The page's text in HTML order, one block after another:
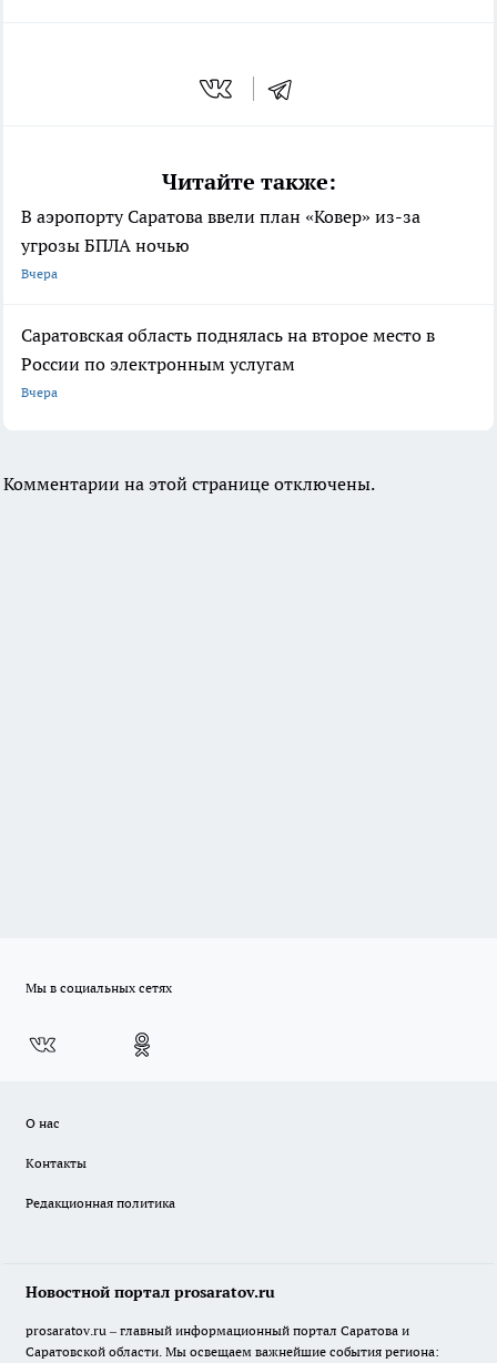
Читайте также:
В аэропорту Саратова ввели план «Ковер» из-за
угрозы БПЛА ночью
Вчера
Саратовская область поднялась на второе место в
России по электронным услугам
Вчера
Комментарии на этой странице отключены.
Мы в социальных сетях
О нас
Контакты
Редакционная политика
Новостной портал prosaratov.ru
prosaratov.ru – главный информационный портал Саратова и
Саратовской области. Мы освещаем важнейшие события региона: